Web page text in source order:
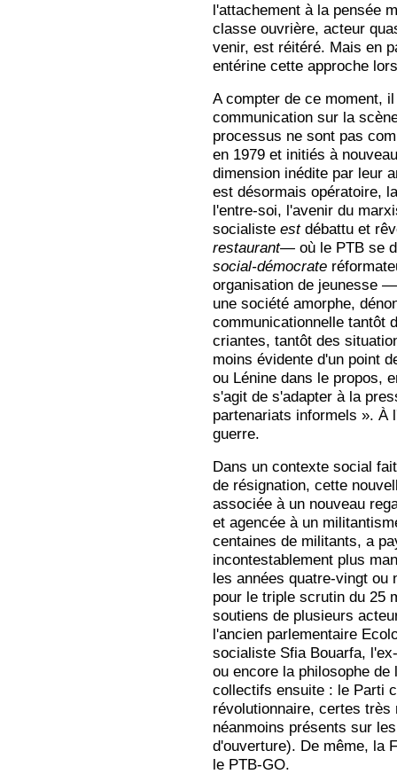
l'attachement à la pensée
classe ouvrière, acteur
venir, est réitéré. Mais en
entérine cette approche
A compter de ce moment,
communication sur la
processus ne sont pas
en 1979 et initiés à
dimension inédite par leur
est désormais opératoire,
l'entre-soi, l'avenir du marxi
socialiste est débattu et
restaurant— où le PTB se
social-démocrate
organisation de jeunesse
une société amorphe,
communicationnelle tantôt
criantes, tantôt des
moins évidente d'un point
ou Lénine dans le propos,
s'agit de s'adapter à la
partenariats informels ». À
guerre.
Dans un contexte social
de résignation, cette
associée à un nouveau
et agencée à un
centaines de militants, a
incontestablement plus
les années quatre-vingt ou
pour le triple scrutin du 25
soutiens de plusieurs
l'ancien parlementaire
socialiste Sfia Bouarfa,
ou encore la philosophe
collectifs ensuite : le Parti
révolutionnaire, certes
néanmoins présents sur
d'ouverture). De même, la
le PTB-GO.